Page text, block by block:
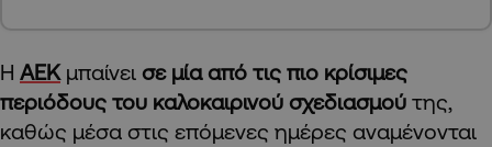
Η ΑΕΚμπαίνει σε μία από τις πιο κρίσιμες
περιόδους του καλοκαιρινού σχεδιασμού της,
καθώς μέσα στις επόμενες ημέρες αναμένονται